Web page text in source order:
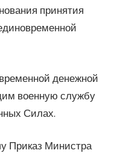
принятия
денежной
военную службу
Силах.
Приказ Министра